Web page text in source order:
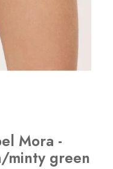
Mora -
minty green